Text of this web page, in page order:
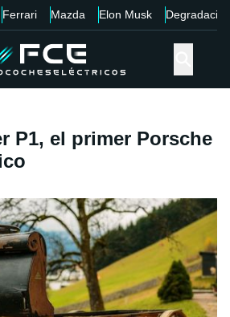
Ferrari Mazda Elon Musk Degradación
P1, el primer Porsche